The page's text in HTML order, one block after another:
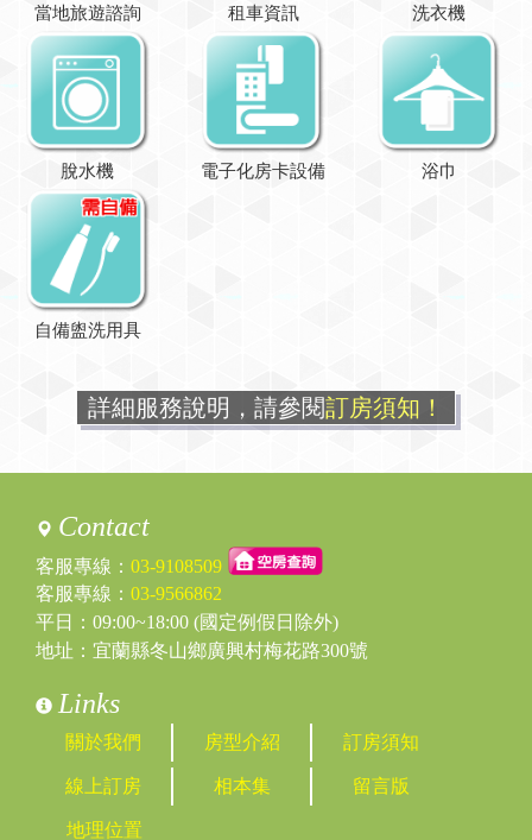
當地旅遊諮詢 租車資訊 洗衣機
脫水機 電子化房卡設備 浴巾
自備盥洗用具
詳細服務說明，請參閱訂房須知！
Contact
客服專線： 03-9108509
客服專線： 03-9566862
平日：09:00~18:00 (國定例假日除外)
地址：宜蘭縣冬山鄉廣興村梅花路300號
Links
關於我們 房型介紹 訂房須知
線上訂房 相本集 留言版
地理位置